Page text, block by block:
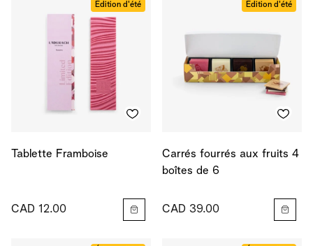
Édition d'été
Tablette Framboise
CAD 12.00
Édition d'été
Carrés fourrés aux fruits 4
boîtes de 6
CAD 39.00